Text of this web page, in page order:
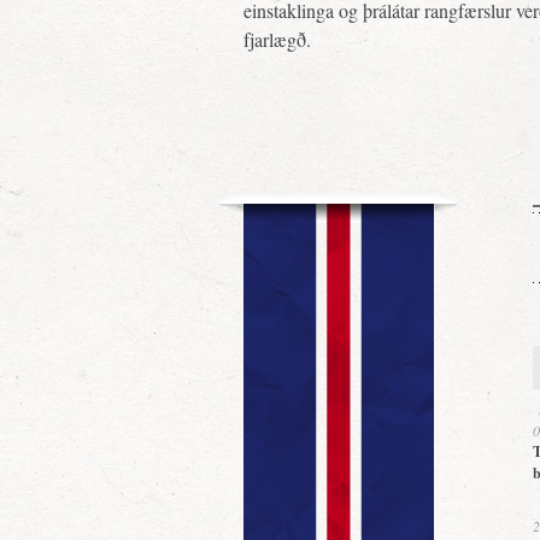
einstaklinga og þrálátar rangfærslur
fjarlægð.